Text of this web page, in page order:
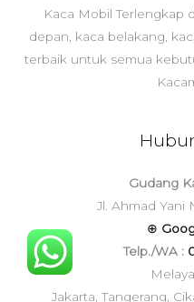
Kaca Mobil Terlengkap
depan, kaca belakang,
terbaik untuk semua
Gudang
Jl. Ahmad Yani
⊕
Telp./WA :
Jakarta, Tangerang,